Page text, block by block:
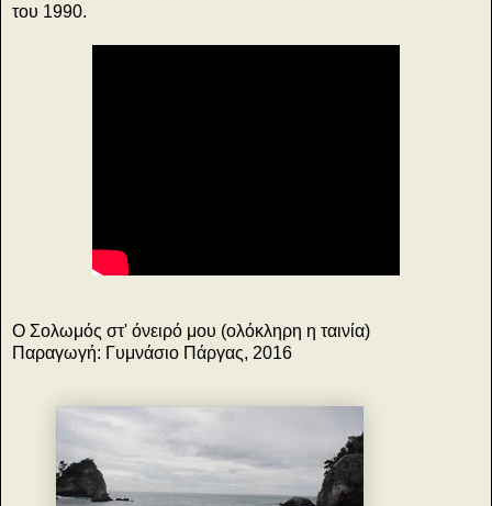
του 1990.
Ο Σολωμός στ' όνειρό μου (ολόκληρη η ταινία)
Παραγωγή: Γυμνάσιο Πάργας, 2016